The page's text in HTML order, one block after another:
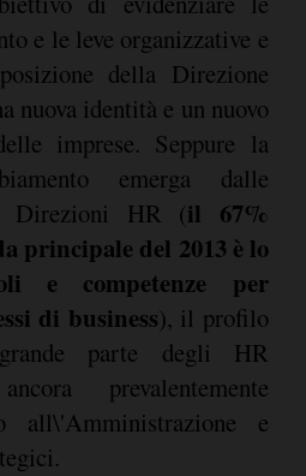
e le leve organizzative e
della Direzione
nuova identità e un nuovo
imprese. Seppure la
emerga dalle
Direzioni HR (il 67%
principale del 2013 è lo
e competenze per
di business), il profilo
parte degli HR
prevalentemente
all\'Amministrazione e